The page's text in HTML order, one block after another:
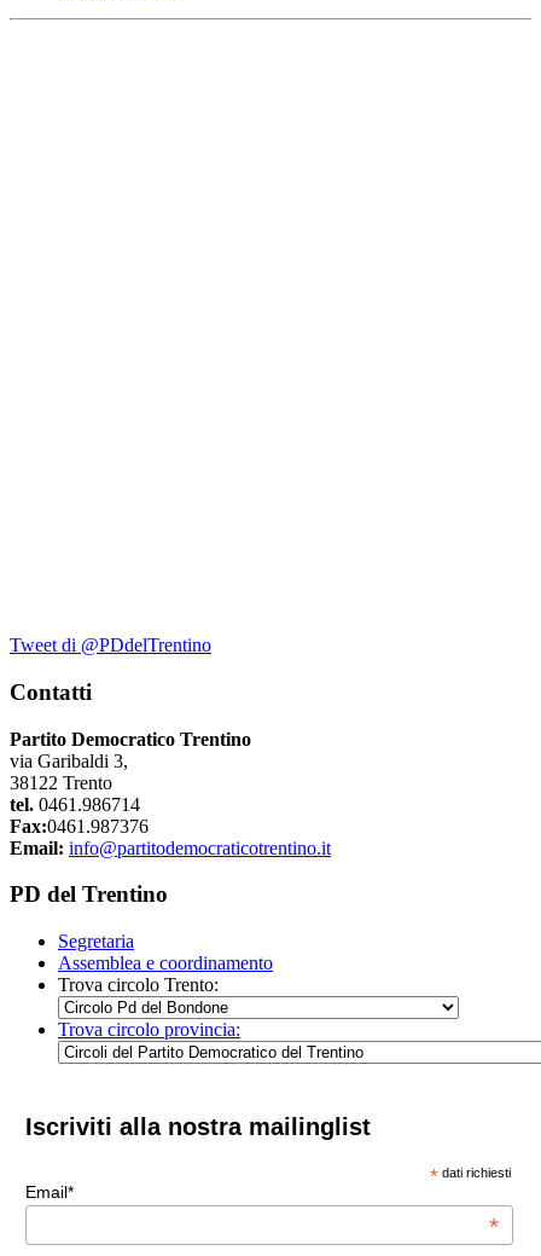
Tweet di @PDdelTrentino
Contatti
Partito Democratico Trentino
via Garibaldi 3,
38122 Trento
tel. 0461.986714
Fax:0461.987376
Email: info@partitodemocraticotrentino.it
PD del Trentino
Segretaria
Assemblea e coordinamento
Trova circolo Trento:
Trova circolo provincia:
Iscriviti alla nostra mailinglist
* dati richiesti
Email*
*